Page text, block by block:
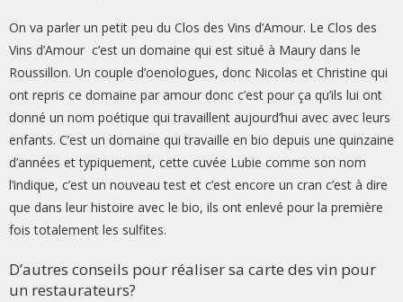
On va parler un petit peu du Clos des Vins d’Amour. Le Clos des
Vins d’Amour c’est un domaine qui est situé à Maury dans le
Roussillon. Un couple d’oenologues, donc Nicolas et Christine qui
ont repris ce domaine par amour donc c’est pour ça qu’ils lui ont
donné un nom poétique qui travaillent aujourd’hui avec avec leurs
enfants. C’est un domaine qui travaille en bio depuis une quinzaine
d’années et typiquement, cette cuvée Lubie comme son nom
l’indique, c’est un nouveau test et c’est encore un cran c’est à dire
que dans leur histoire avec le bio, ils ont enlevé pour la première
fois totalement les sulfites.
D’autres conseils pour réaliser sa carte des vin pour
un restaurateurs?